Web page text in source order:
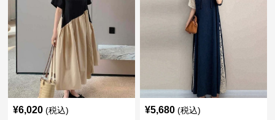
¥6,020 (税込) ¥5,680 (税込)